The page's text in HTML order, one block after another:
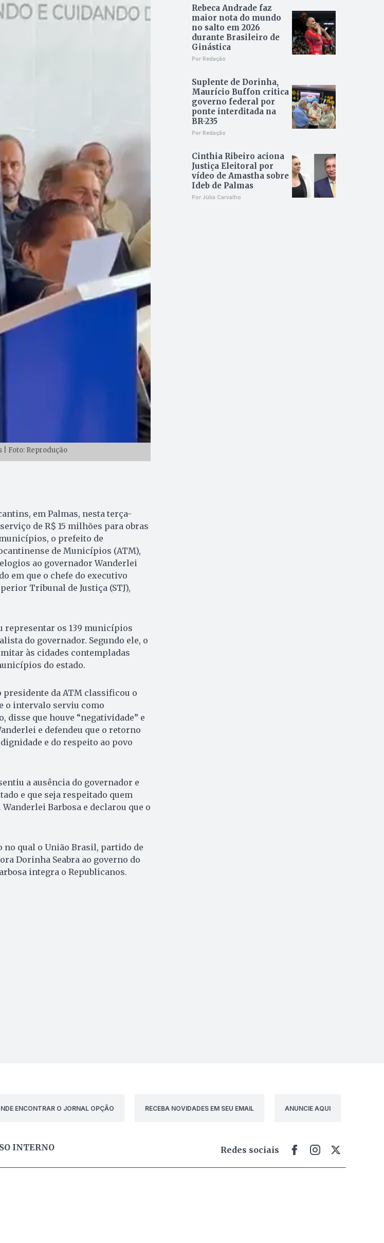
Foto: Reprodução
em Palmas, nesta terça-
de R$ 15 milhões para obras
o prefeito de
de Municípios (ATM),
ao governador Wanderlei
em que o chefe do executivo
Tribunal de Justiça (STJ),
representar os 139 municípios
do governador. Segundo ele, o
às cidades contempladas
do estado.
presidente da ATM classificou o
o intervalo serviu como
disse que houve “negatividade” e
e defendeu que o retorno
e do respeito ao povo
a ausência do governador e
e que seja respeitado quem
Barbosa e declarou que o
qual o União Brasil, partido de
Dorinha Seabra ao governo do
integra o Republicanos.
Rebeca Andrade faz
maior nota do mundo
no salto em 2026
durante Brasileiro de
Ginástica
Por Redação
Suplente de Dorinha,
Maurício Buffon critica
governo federal por
ponte interditada na
BR-235
Por Redação
Cinthia Ribeiro aciona
Justiça Eleitoral por
vídeo de Amastha sobre
Ideb de Palmas
Por Júlia Carvalho
ENCONTRAR O JORNAL OPÇÃO
RECEBA NOVIDADES EM SEU EMAIL ANUNCIE AQUI
INTERNO Redes sociais